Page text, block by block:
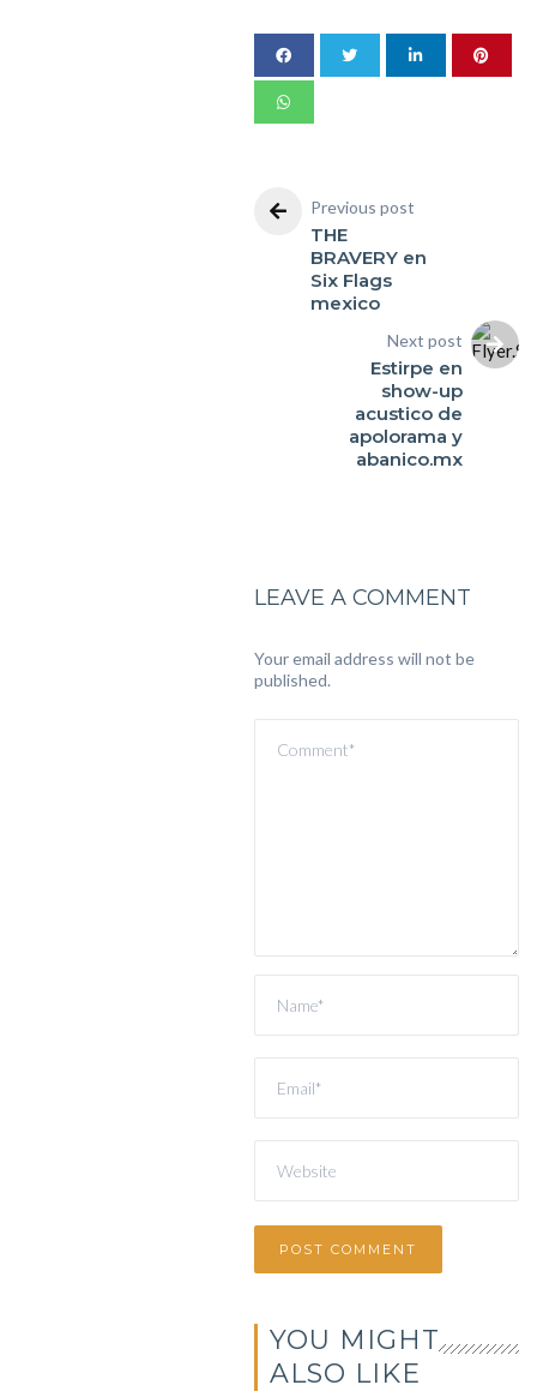
Previous post
THE
BRAVERY en
Six Flags
mexico
Next post
Estirpe en
show-up
acustico de
apolorama y
abanico.mx
LEAVE A COMMENT
Your email address will not be
published.
YOU MIGHT
ALSO LIKE